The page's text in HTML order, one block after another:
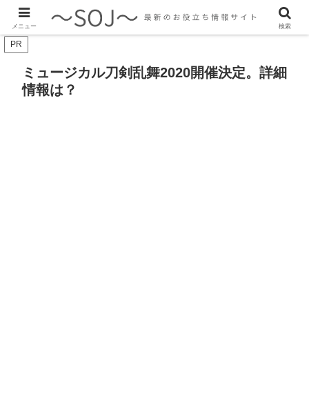
最新のトレンド情報、生活に役立つ情報をご紹介します
PR
ミュージカル刀剣乱舞2020開催決定。詳細
情報は？
メニュー 検索